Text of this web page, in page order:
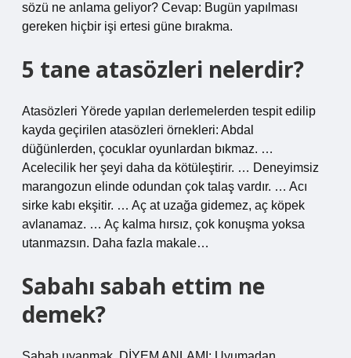
sözü ne anlama geliyor? Cevap: Bugün yapılması
gereken hiçbir işi ertesi güne bırakma.
5 tane atasözleri nelerdir?
Atasözleri Yörede yapılan derlemelerden tespit edilip
kayda geçirilen atasözleri örnekleri: Abdal
düğünlerden, çocuklar oyunlardan bıkmaz. …
Acelecilik her şeyi daha da kötüleştirir. … Deneyimsiz
marangozun elinde odundan çok talaş vardır. … Acı
sirke kabı ekşitir. … Aç at uzağa gidemez, aç köpek
avlanamaz. … Aç kalma hırsız, çok konuşma yoksa
utanmazsın. Daha fazla makale…
Sabahı sabah ettim ne
demek?